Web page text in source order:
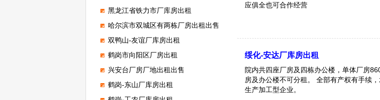
黑龙江省铁力市厂库房出租
哈尔滨市双城区有两栋厂房出租出售
双鸭山-友谊厂库房出租
鹤岗市向阳区厂房出租
兴安台厂房厂地出租出售
鹤岗-东山厂库房出租
应俱全也可合作经营
绥化-安达厂库房出租
院内共四座厂房及四栋办公楼，单体厂房
房及办公楼不可分租。 全部有产权有手续
生产加工型企业。